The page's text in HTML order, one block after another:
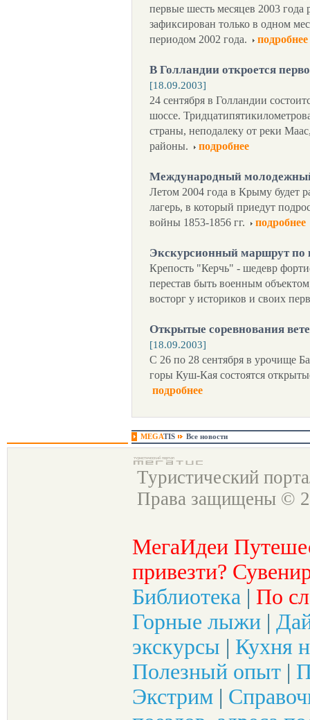
первые шесть месяцев 2003 года
зафиксирован только в одном
периодом 2002 года.
подробнее
В Голландии откроется
[18.09.2003]
24 сентября в Голландии
шоссе.
страны, неподалеку от реки
районы.
подробнее
Международный
Летом 2004 года в Крыму будет
лагерь, в который приедут
войны 1853-1856 гг.
подробнее
Экскурсионный маршрут по
Крепость "Керчь" - шедевр
перестав быть военным
восторг у историков и своих
Открытые соревнования
[18.09.2003]
С 26 по 28 сентября в урочище
горы Куш-Кая состоятся
подробнее
MEGATIS Все новости
Туристический
Права защищены ©
МегаИдеи
привезти?
Библиотека | По
Горные лыжи |
экскурсы | Кухня
Полезный опыт |
Экстрим |